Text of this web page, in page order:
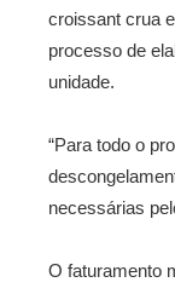
croissant crua
processo de
unidade.
“Para todo o
necessárias
O faturamento